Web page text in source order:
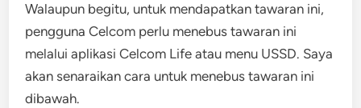
Walaupun begitu, untuk mendapatkan tawaran ini,
pengguna Celcom perlu menebus tawaran ini
melalui aplikasi Celcom Life atau menu USSD. Saya
akan senaraikan cara untuk menebus tawaran ini
dibawah.